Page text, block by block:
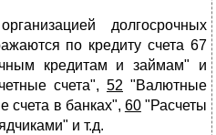
долгосрочных
по кредиту счета 67
кредитам и займам" и
счета", 52 "Валютные
счета в банках", 60"Расчеты
и т.д.